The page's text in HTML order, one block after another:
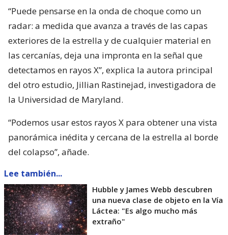
“Puede pensarse en la onda de choque como un
radar: a medida que avanza a través de las capas
exteriores de la estrella y de cualquier material en
las cercanías, deja una impronta en la señal que
detectamos en rayos X”, explica la autora principal
del otro estudio, Jillian Rastinejad, investigadora de
la Universidad de Maryland.
“Podemos usar estos rayos X para obtener una vista
panorámica inédita y cercana de la estrella al borde
del colapso”, añade.
Lee también...
Hubble y James Webb descubren
una nueva clase de objeto en la Vía
Láctea: "Es algo mucho más
extraño"